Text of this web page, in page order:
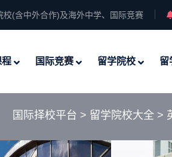
校(含中外合作)及海外中学、国际竞赛
程 国际竞赛 留学院校 留
国际择校平台 > 留学院校大全 >